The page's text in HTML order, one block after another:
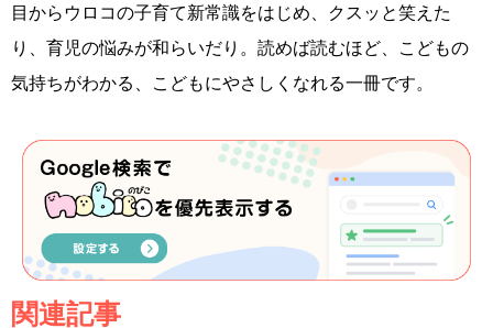
目からウロコの子育て新常識をはじめ、クスッと笑えた
り、育児の悩みが和らいだり。読めば読むほど、こどもの
気持ちがわかる、こどもにやさしくなれる一冊です。
関連記事